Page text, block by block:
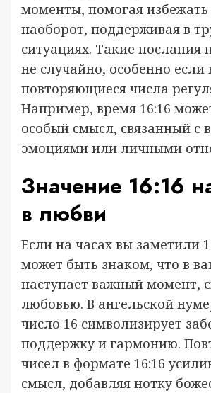
моменты, помогая
наоборот, поддерживая в
ситуациях. Такие послания
не случайно, особенно если
повторяющиеся числа
Например, время 16:16
особый смысл, связанный с
эмоциями или личными
Значение 16:16
в любви
Если на часах вы заметили
может быть знаком, что в
наступает важный момент,
любовью. В ангельской
число 16 символизирует
поддержку и гармонию.
чисел в формате 16:16
смысл, добавляя нотку